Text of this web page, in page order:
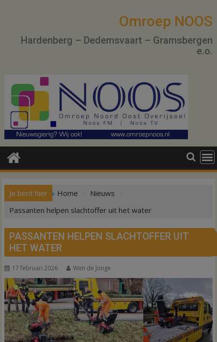
Omroep NOOS
Hardenberg – Dedemsvaart – Gramsbergen
e.o.
Je bent hier Home
Nieuws
Passanten helpen slachtoffer uit het water
PASSANTEN HELPEN SLACHTOFFER UIT
HET WATER
17 februari 2026 Wim de Jonge